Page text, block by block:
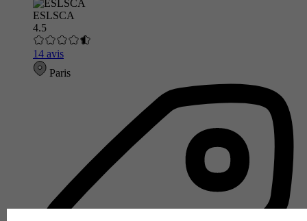
ESLSCA
4.5
14 avis
Paris